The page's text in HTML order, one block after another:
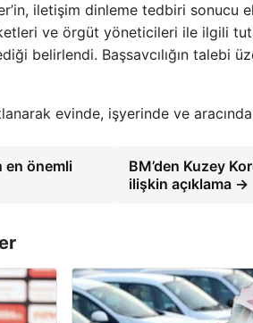
iletişim dinleme tedbiri sonucu
ve örgüt yöneticileri ile ilgili
belirlendi. Başsavcılığın talebi
evinde, işyerinde ve aracında
önemli
BM’den Kuzey
ilişkin açıklama →